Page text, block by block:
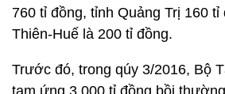
760 tỉ đồng, tỉnh Quảng Trị 160
Thiên-Huế là 200 tỉ đồng.
Trước đó, trong qúy 3/2016, Bộ
tạm ứng 3.000 tỉ đồng bồi